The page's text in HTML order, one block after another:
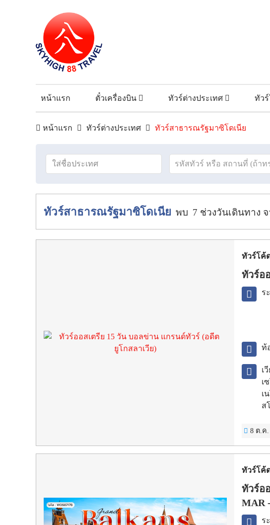
หน้าแรก ตั๋วเครื่องบิน ทัวร์ต่างประเทศ ทัวร์
หน้าแรก ทัวร์ต่างประเทศ ทัวร์สาธารณรัฐมาซิโดเนีย
ทัวร์สาธารณรัฐมาซิโดเนีย พบ 7 ช่วงวันเดินทาง
ทัวร์โค้
ทัวร์อ
ร
ท้
เ
เ
เ
ส
8 ต.ค.
ทัวร์โค้
ทัวร์อ
MAR
ร